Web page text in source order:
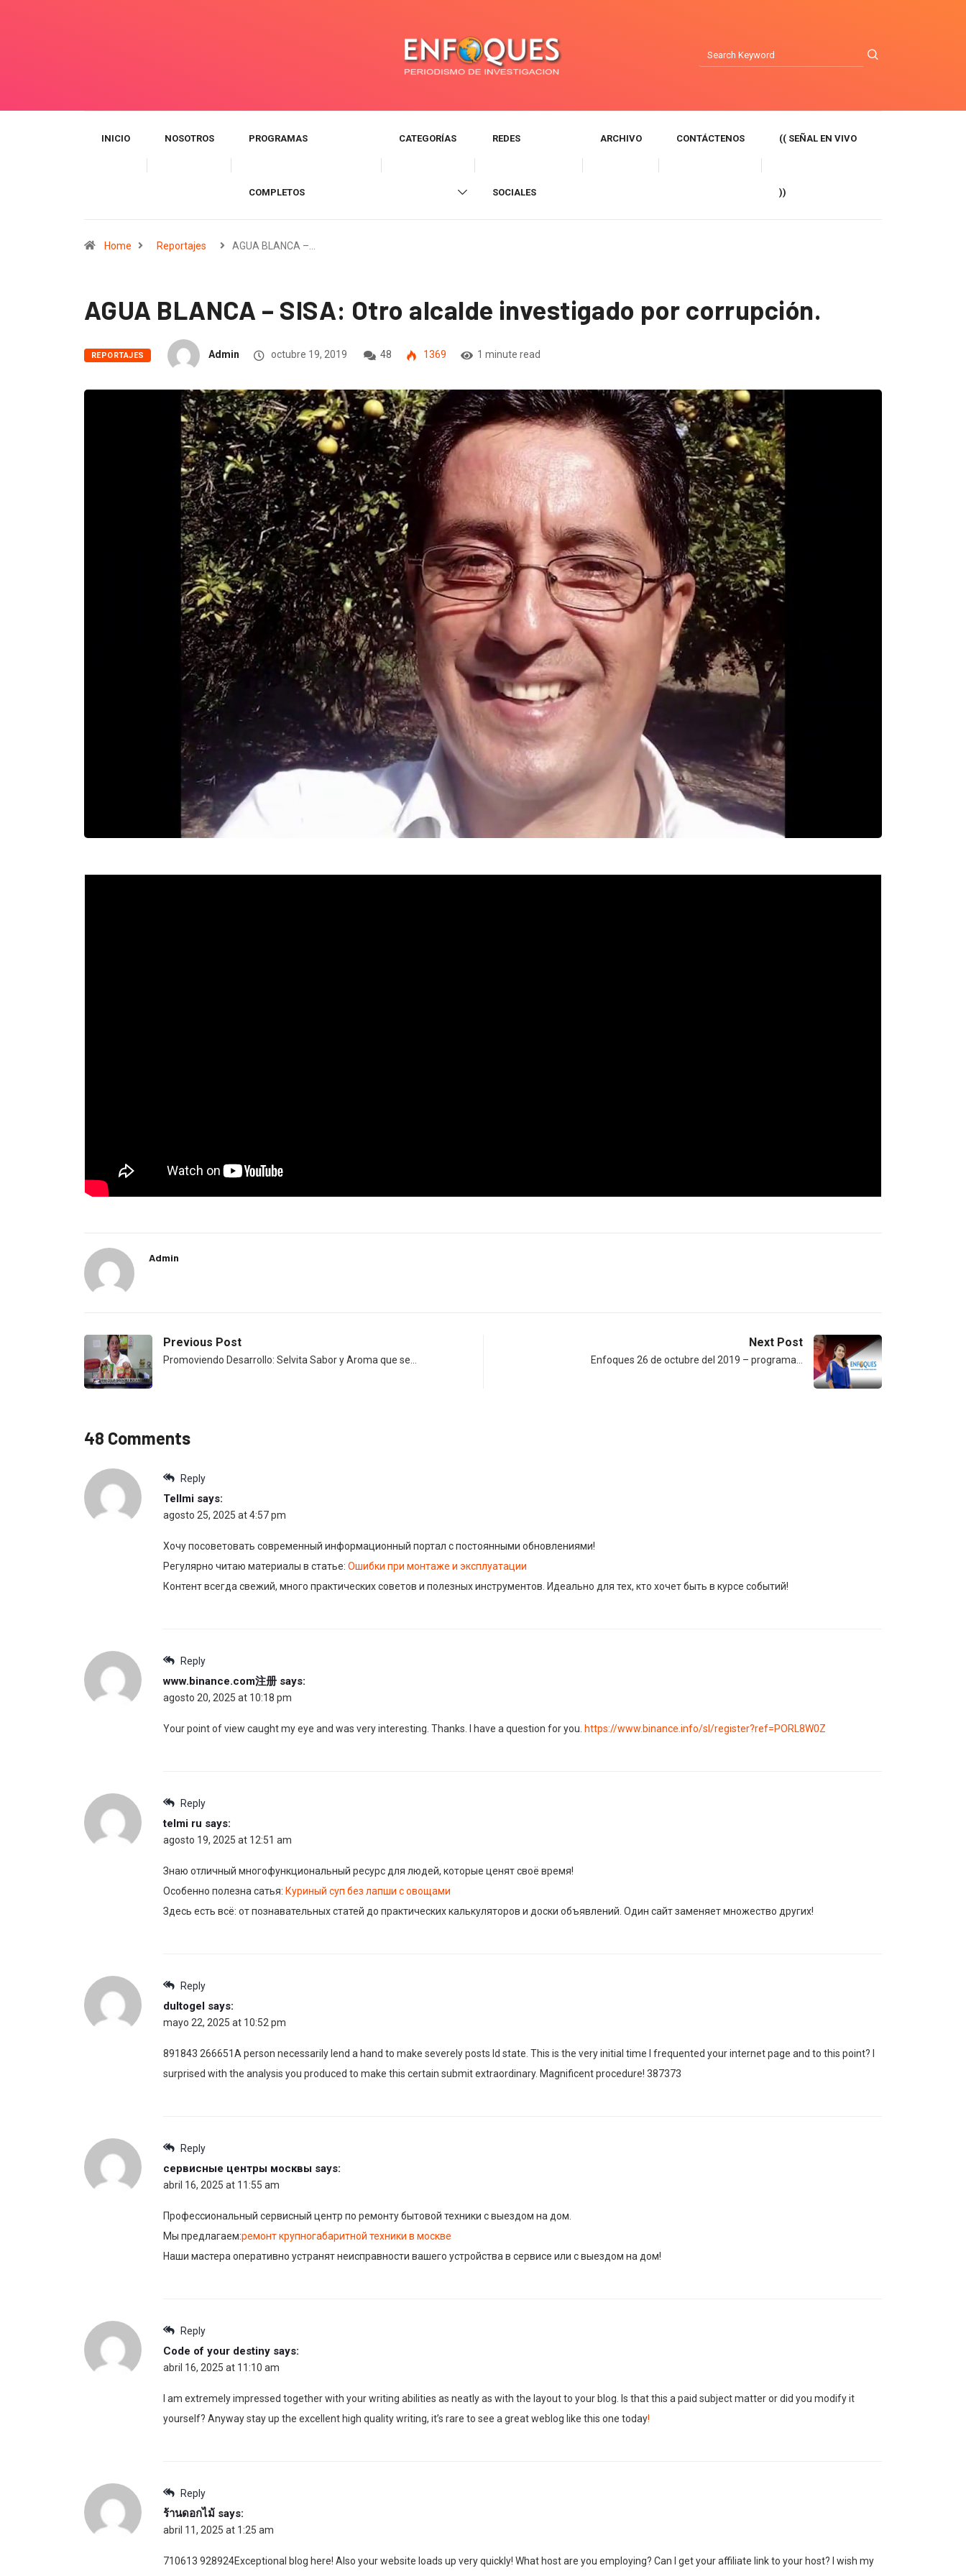
INICIO NOSOTROS PROGRAMAS
COMPLETOS
CATEGORÍAS REDES
SOCIALES
ARCHIVO CONTÁCTENOS (( SEÑAL EN VIVO
))
Home Reportajes AGUA BLANCA –…
AGUA BLANCA – SISA: Otro alcalde investigado por corrupción.
REPORTAJES Admin octubre 19, 2019 48 1369 1 minute read
Admin
Previous Post
Promoviendo Desarrollo: Selvita Sabor y Aroma que se…
Next Post
Enfoques 26 de octubre del 2019 – programa…
48 Comments
Reply
Tellmi says:
agosto 25, 2025 at 4:57 pm
Хочу посоветовать современный информационный портал с постоянными обновлениями!
Регулярно читаю материалы в статье: Ошибки при монтаже и эксплуатации
Контент всегда свежий, много практических советов и полезных инструментов. Идеально для тех, кто хочет быть в курсе событий!
Reply
www.binance.com注册 says:
agosto 20, 2025 at 10:18 pm
Your point of view caught my eye and was very interesting. Thanks. I have a question for you. https://www.binance.info/sl/register?ref=PORL8W0Z
Reply
telmi ru says:
agosto 19, 2025 at 12:51 am
Знаю отличный многофункциональный ресурс для людей, которые ценят своё время!
Особенно полезна сатья: Куриный суп без лапши с овощами
Здесь есть всё: от познавательных статей до практических калькуляторов и доски объявлений. Один сайт заменяет множество других!
Reply
dultogel says:
mayo 22, 2025 at 10:52 pm
891843 266651A person necessarily lend a hand to make severely posts Id state. This is the very initial time I frequented your internet page and to this point? I
surprised with the analysis you produced to make this certain submit extraordinary. Magnificent procedure! 387373
Reply
сервисные центры москвы says:
abril 16, 2025 at 11:55 am
Профессиональный сервисный центр по ремонту бытовой техники с выездом на дом.
Мы предлагаем:ремонт крупногабаритной техники в москве
Наши мастера оперативно устранят неисправности вашего устройства в сервисе или с выездом на дом!
Reply
Code of your destiny says:
abril 16, 2025 at 11:10 am
I am extremely impressed together with your writing abilities as neatly as with the layout to your blog. Is that this a paid subject matter or did you modify it
yourself? Anyway stay up the excellent high quality writing, it’s rare to see a great weblog like this one today!
Reply
ร้านดอกไม้ says:
abril 11, 2025 at 1:25 am
710613 928924Exceptional blog here! Also your website loads up very quickly! What host are you employing? Can I get your affiliate link to your host? I wish my